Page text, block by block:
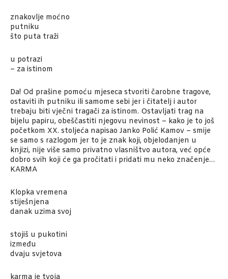
znakovlje moćno
putniku
što puta traži
u potrazi
– za istinom
Da! Od prašine pomoću mjeseca stvoriti čarobne tragove,
ostaviti ih putniku ili samome sebi jer i čitatelj i autor
trebaju biti vječni tragači za istinom. Ostavljati trag na
bijelu papiru, obeščastiti njegovu nevinost – kako je to još
početkom XX. stoljeća napisao Janko Polić Kamov – smije
se samo s razlogom jer to je znak koji, objelodanjen u
knjizi, nije više samo privatno vlasništvo autora, već opće
dobro svih koji će ga pročitati i pridati mu neko značenje…
KARMA
Klopka vremena
stiješnjena
danak uzima svoj
stojiš u pukotini
između
dvaju svjetova
karma je tvoja